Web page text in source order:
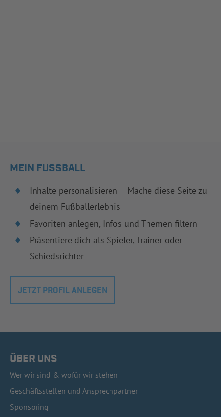
MEIN FUSSBALL
Inhalte personalisieren – Mache diese Seite zu
deinem Fußballerlebnis
Favoriten anlegen, Infos und Themen filtern
Präsentiere dich als Spieler, Trainer oder
Schiedsrichter
JETZT PROFIL ANLEGEN
ÜBER UNS
Wer wir sind & wofür wir stehen
Geschäftsstellen und Ansprechpartner
Sponsoring